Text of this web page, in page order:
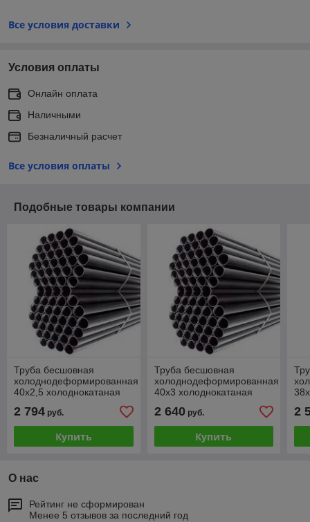
Все условия доставки
Условия оплаты
Онлайн оплата
Наличными
Безналичный расчет
Все условия оплаты
Подобные товары компании
Труба бесшовная
холоднодеформированная
40х2,5 холоднокатаная
2 794 руб.
Купить
Труба бесшовная
холоднодеформированная
40х3 холоднокатаная
2 640руб.
Купить
2
О нас
Рейтинг не сформирован
Менее 5 отзывов за последний год